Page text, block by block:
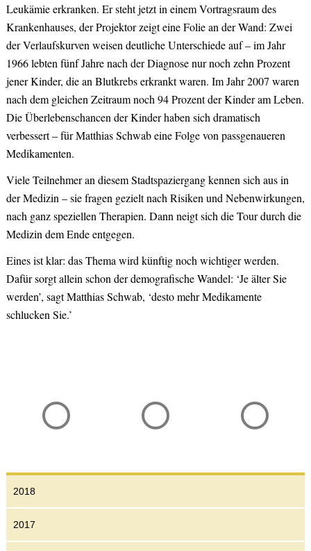
Leukämie erkranken. Er steht jetzt in einem Vortragsraum des
Krankenhauses, der Projektor zeigt eine Folie an der Wand: Zwei
der Verlaufskurven weisen deutliche Unterschiede auf – im Jahr
1966 lebten fünf Jahre nach der Diagnose nur noch zehn Prozent
jener Kinder, die an Blutkrebs erkrankt waren. Im Jahr 2007 waren
nach dem gleichen Zeitraum noch 94 Prozent der Kinder am Leben.
Die Überlebenschancen der Kinder haben sich dramatisch
verbessert – für Matthias Schwab eine Folge von passgenaueren
Medikamenten.
Viele Teilnehmer an diesem Stadtspaziergang kennen sich aus in
der Medizin – sie fragen gezielt nach Risiken und Nebenwirkungen,
nach ganz speziellen Therapien. Dann neigt sich die Tour durch die
Medizin dem Ende entgegen.
Eines ist klar: das Thema wird künftig noch wichtiger werden.
Dafür sorgt allein schon der demografische Wandel: ‘Je älter Sie
werden’, sagt Matthias Schwab, ‘desto mehr Medikamente
schlucken Sie.’
Vorheriger
Artikel
Übersicht
Pressespiegel
Nächster
Artikel
2018
2017